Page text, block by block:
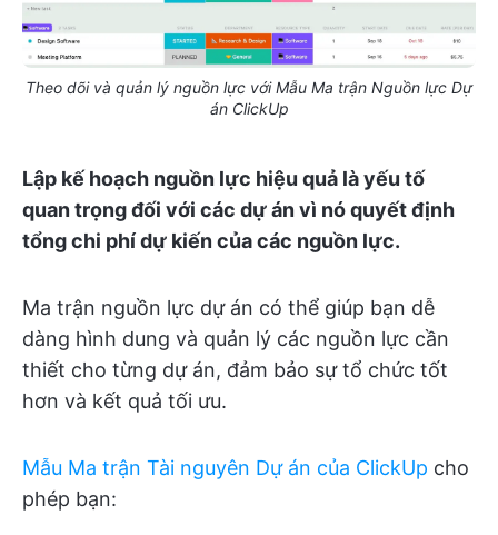
Theo dõi và quản lý nguồn lực với Mẫu Ma trận Nguồn lực Dự
án ClickUp
Lập kế hoạch nguồn lực hiệu quả là yếu tố
quan trọng đối với các dự án vì nó quyết định
tổng chi phí dự kiến của các nguồn lực.
Ma trận nguồn lực dự án có thể giúp bạn dễ
dàng hình dung và quản lý các nguồn lực cần
thiết cho từng dự án, đảm bảo sự tổ chức tốt
hơn và kết quả tối ưu.
Mẫu Ma trận Tài nguyên Dự án của ClickUp cho
phép bạn: